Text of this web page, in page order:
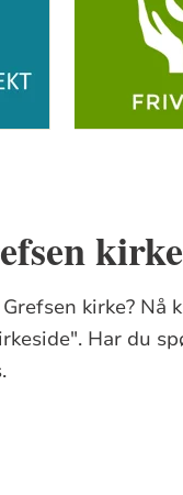
kirke
kirke?
Har du